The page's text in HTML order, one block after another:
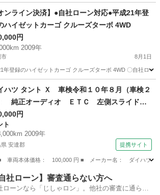
巣子駅 エッセ 洗車
ンライン決済】●自社ローン対応●平成21年登
ハイゼットカーゴ クルーズターボ 4WD
円
2009年
市 8月1日
年登録のハイゼットカーゴ クルーズターボ 4WD 〇
イハツ ハイゼットカーゴ
ハツ タント Ｘ 車検令和１０年８月（車検２
純正オーディオ ＥＴＣ 左側スライドド
ＷＤ ＦＦ ４ＡＴ パールホワイト キ
リー ベンチシート ミラクルオープンド
動ファンモーター交換済 （なし）
円
ト
2009年
県 安達郡 提携サイト
車両本体価格： 100,000 円 ■ メーカー名： ダイハツ
ント
自社ローン】審査通らない方へ
ローンなら「じしゃロン」。他社の審査に通らな